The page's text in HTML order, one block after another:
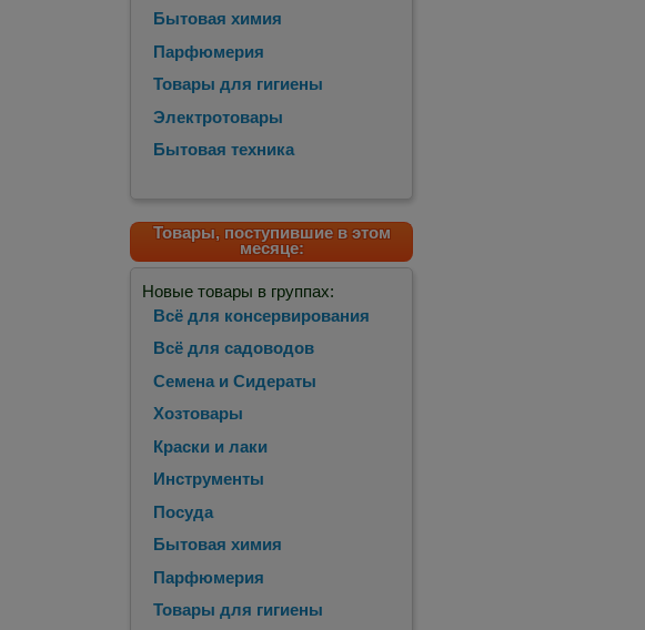
Бытовая химия
Парфюмерия
Товары для гигиены
Электротовары
Бытовая техника
Товары, поступившие в этом
месяце:
Новые товары в группах:
Всё для консервирования
Всё для садоводов
Семена и Сидераты
Хозтовары
Краски и лаки
Инструменты
Посуда
Бытовая химия
Парфюмерия
Товары для гигиены